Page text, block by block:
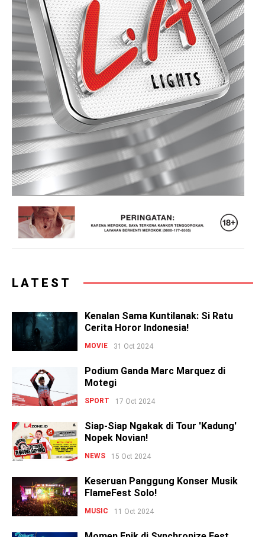
LATEST
Kenalan Sama Kuntilanak: Si Ratu
Cerita Horor Indonesia!
MOVIE 31 Oct 2024
Podium Ganda Marc Marquez di
Motegi
SPORT 17 Oct 2024
Siap-Siap Ngakak di Tour 'Kadung'
Nopek Novian!
NEWS 15 Oct 2024
Keseruan Panggung Konser Musik
FlameFest Solo!
MUSIC 11 Oct 2024